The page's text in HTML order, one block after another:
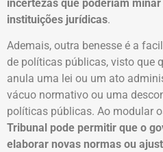
incertezas que poderiam
instituições jurídicas.
Ademais, outra benesse é a
de políticas públicas, visto que
anula uma lei ou um ato
vácuo normativo ou uma
políticas públicas. Ao modular
Tribunal pode permitir que o
elaborar novas normas ou